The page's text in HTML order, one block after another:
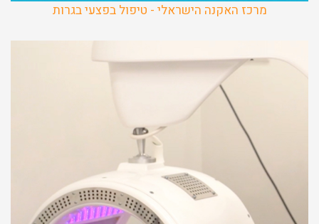
מרכז האקנה הישראלי - טיפול בפצעי בגרות